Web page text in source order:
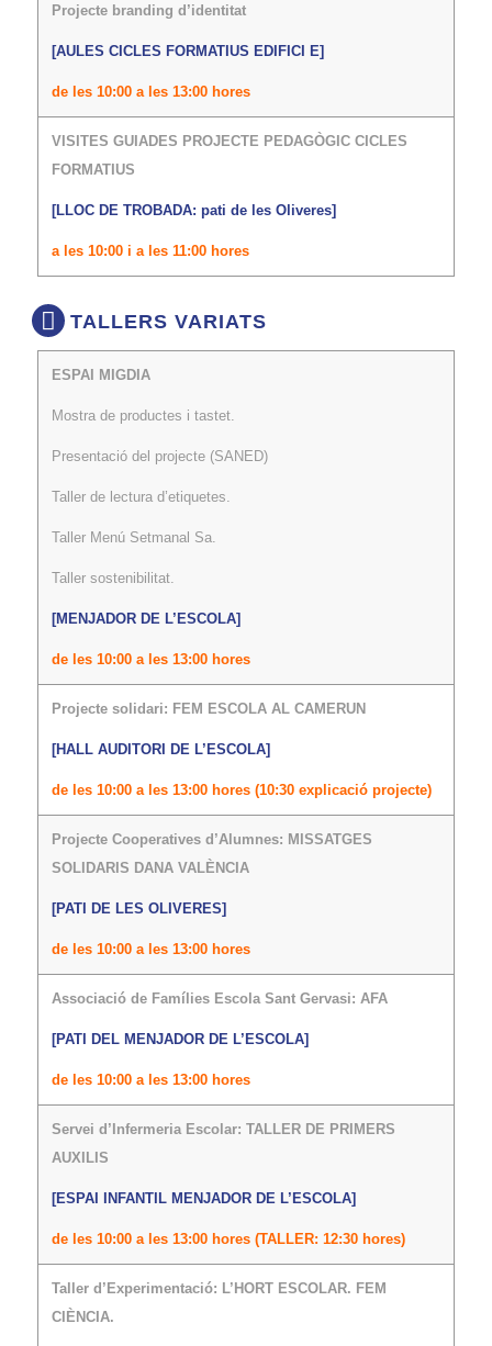
Projecte branding d’identitat
[AULES CICLES FORMATIUS EDIFICI E]
de les 10:00 a les 13:00 hores
VISITES GUIADES PROJECTE PEDAGÒGIC CICLES
FORMATIUS
[LLOC DE TROBADA: pati de les Oliveres]
a les 10:00 i a les 11:00 hores
TALLERS VARIATS
ESPAI MIGDIA
Mostra de productes i tastet.
Presentació del projecte (SANED)
Taller de lectura d’etiquetes.
Taller Menú Setmanal Sa.
Taller sostenibilitat.
[MENJADOR DE L’ESCOLA]
de les 10:00 a les 13:00 hores
Projecte solidari: FEM ESCOLA AL CAMERUN
[HALL AUDITORI DE L’ESCOLA]
de les 10:00 a les 13:00 hores (10:30 explicació projecte)
Projecte Cooperatives d’Alumnes: MISSATGES
SOLIDARIS DANA VALÈNCIA
[PATI DE LES OLIVERES]
de les 10:00 a les 13:00 hores
Associació de Famílies Escola Sant Gervasi: AFA
[PATI DEL MENJADOR DE L’ESCOLA]
de les 10:00 a les 13:00 hores
Servei d’Infermeria Escolar: TALLER DE PRIMERS
AUXILIS
[ESPAI INFANTIL MENJADOR DE L’ESCOLA]
de les 10:00 a les 13:00 hores (TALLER: 12:30 hores)
Taller d’Experimentació: L’HORT ESCOLAR. FEM
CIÈNCIA.